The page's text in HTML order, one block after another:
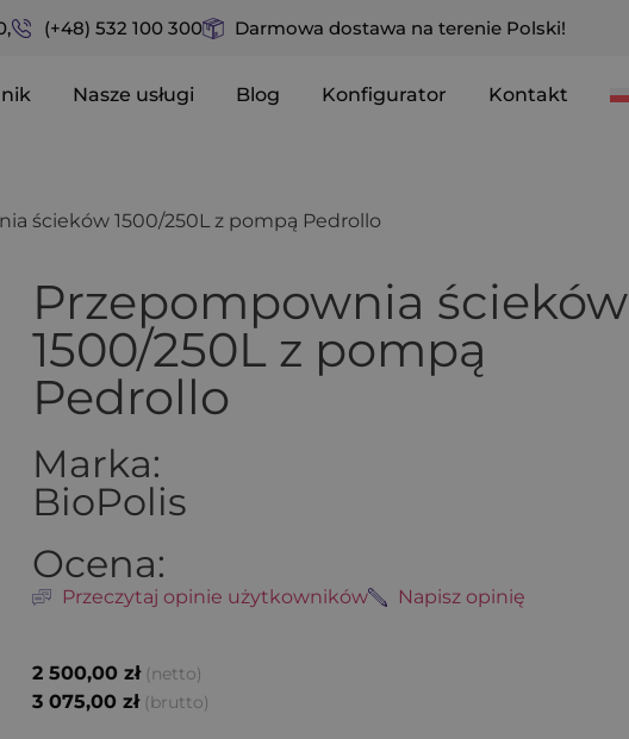
(+48) 532 100 300 Darmowa dostawa na terenie Polski!
Nasze usługi Blog Konfigurator Kontakt
ścieków 1500/250L z pompą Pedrollo
Przepompownia ścieków
1500/250L z pompą
Pedrollo
Marka:
BioPolis
Ocena:
Przeczytaj opinie użytkowników Napisz opinię
2 500,00 zł (netto)
3 075,00 zł (brutto)